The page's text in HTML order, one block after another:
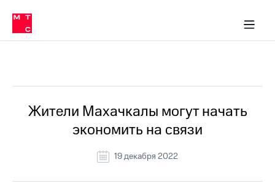
Медиа-центр
и акционерам
Устойчивое развитие
Комплаенс и деловая этика
компании
Карьера
История
компании
Руководство
в МТС
Пресс-
релизы
о технологиях
Жители Махачкалы могут начать
экономить на связи
19 декабря 2022